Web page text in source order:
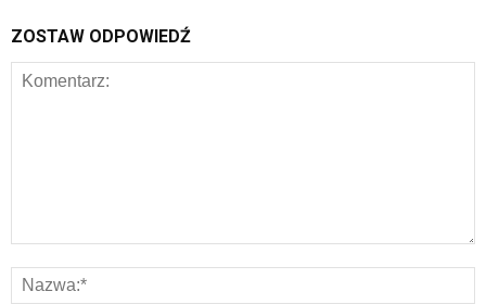
ZOSTAW ODPOWIEDŹ